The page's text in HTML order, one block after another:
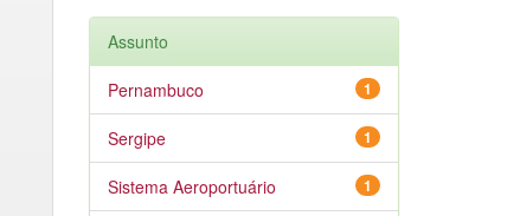
Assunto
1
Pernambuco
1
Sergipe
1
Sistema Aeroportuário